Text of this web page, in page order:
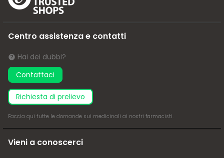
Centro assistenza e contatti
Hai dei dubbi?
Contattaci
richiesta di prelievo
Faccia qui tutte le domande sui medicinali ai nostri farmacisti.
Vieni a conoscerci